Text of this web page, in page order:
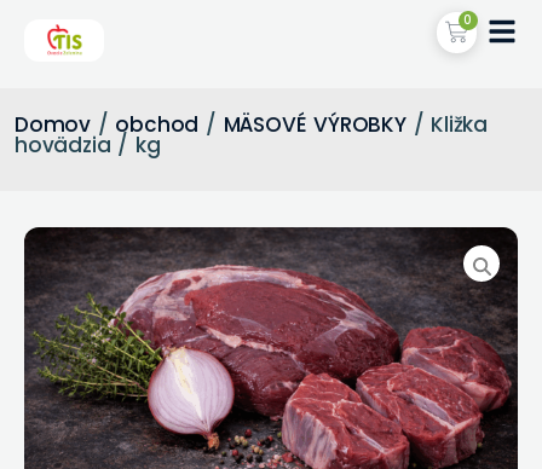
0
Domov / obchod / MÄSOVÉ VÝROBKY/ Kližka
hovädzia / kg